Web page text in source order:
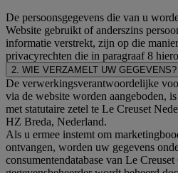
De persoonsgegevens die van u
Website gebruikt of anderszins
informatie verstrekt, zijn op die
privacyrechten die in paragraaf 8
2. WIE VERZAMELT UW GEGEVENS?
De verwerkingsverantwoordelijke
via de website worden aangeboden,
met statutaire zetel te Le Creuset
HZ Breda, Nederland.
Als u ermee instemt om
ontvangen, worden uw gegevens
consumentendatabase van Le